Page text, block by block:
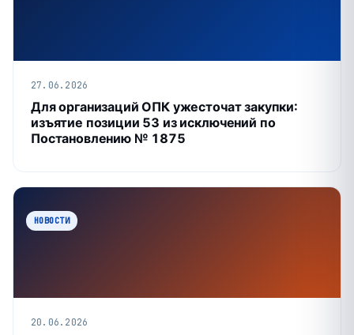
27.06.2026
Для организаций ОПК ужесточат закупки:
изъятие позиции 53 из исключений по
Постановлению № 1875
НОВОСТИ
20.06.2026